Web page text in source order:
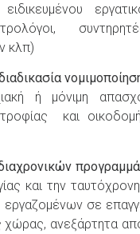
κλπ)
ή μόνιμη
και
και την
σε
ανεξάρτητα